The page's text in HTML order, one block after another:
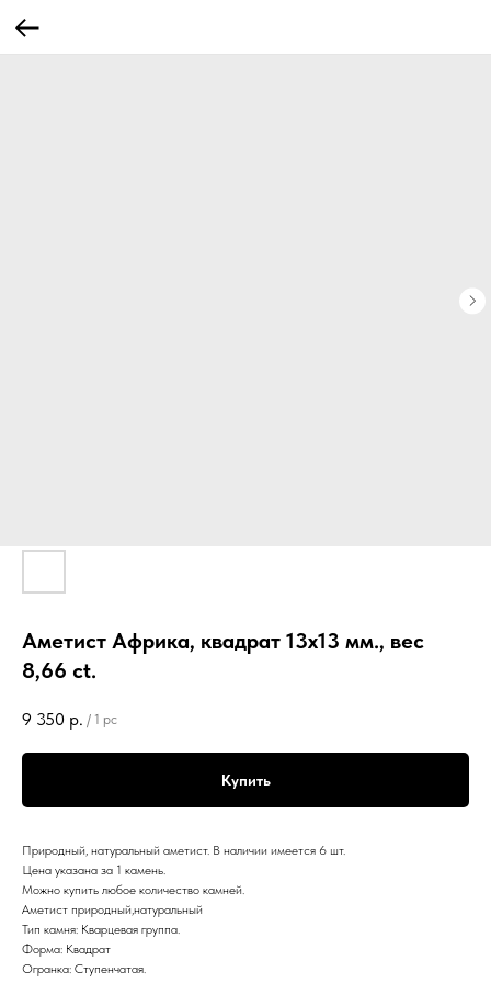
Аметист Африка, квадрат 13х13 мм., вес
8,66 ct.
9 350 р. / 1 pc
Купить
Природный, натуральный аметист. В наличии имеется 6 шт.
Цена указана за 1 камень.
Можно купить любое количество камней.
Аметист природный,натуральный
Тип камня: Кварцевая группа.
Форма: Квадрат
Огранка: Ступенчатая.